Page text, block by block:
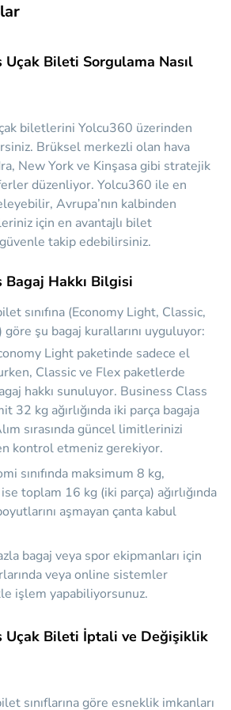
Bileti Sorgulama Nasıl
biletlerini Yolcu360 üzerinden
Brüksel merkezli olan hava
New York ve Kinşasa gibi stratejik
düzenliyor. Yolcu360 ile en
Avrupa’nın kalbinden
için en avantajlı bilet
takip edebilirsiniz.
Hakkı Bilgisi
sınıfına (Economy Light, Classic,
şu bagaj kurallarını uyguluyor:
Light paketinde sadece el
Classic ve Flex paketlerde
hakkı sunuluyor. Business Class
32 kg ağırlığında iki parça bagaja
sırasında güncel limitlerinizi
kontrol etmeniz gerekiyor.
sınıfında maksimum 8 kg,
ise toplam 16 kg (iki parça) ağırlığında
aşmayan çanta kabul
bagaj veya spor ekipmanları için
veya online sistemler
işlem yapabiliyorsunuz.
Uçak Bileti İptali ve Değişiklik
sınıflarına göre esneklik imkanları